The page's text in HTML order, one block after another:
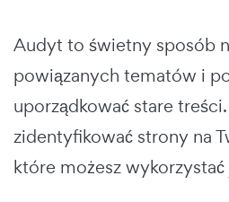
Audyt to świetny sposób
powiązanych tematów i
uporządkować stare
zidentyfikować strony na
które możesz